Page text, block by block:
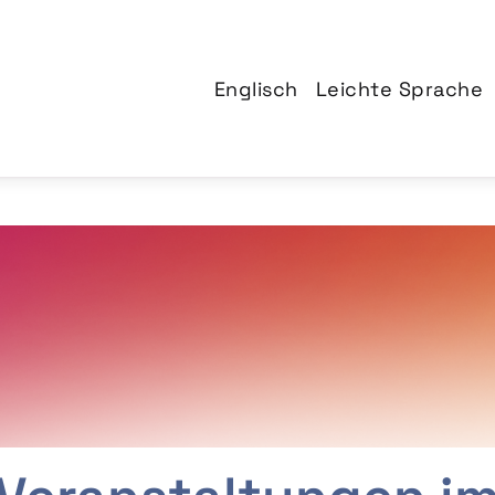
Englisch Leichte Sprache